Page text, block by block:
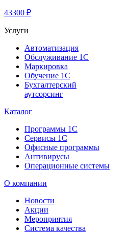
43300 ₽
Услуги
Автоматизация
Обслуживание 1С
Маркировка
Обучение 1С
Бухгалтерский
аутсорсинг
Каталог
Программы 1С
Сервисы 1С
Офисные программы
Антивирусы
Операционные системы
О компании
Новости
Акции
Мероприятия
Система качества